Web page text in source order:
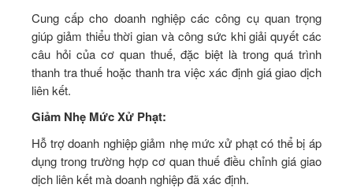
Cung cấp cho doanh nghiệp các công cụ quan trọng
giúp giảm thiểu thời gian và công sức khi giải quyết các
câu hỏi của cơ quan thuế, đặc biệt là trong quá trình
thanh tra thuế hoặc thanh tra việc xác định giá giao dịch
liên kết.
Giảm Nhẹ Mức Xử Phạt:
Hỗ trợ doanh nghiệp giảm nhẹ mức xử phạt có thể bị áp
dụng trong trường hợp cơ quan thuế điều chỉnh giá giao
dịch liên kết mà doanh nghiệp đã xác định.